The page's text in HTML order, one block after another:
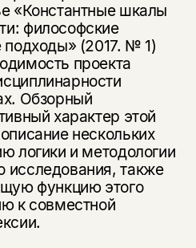
«Константные шкалы
философские
подходы» (2017. № 1)
проекта
Обзорный
характер этой
нескольких
логики и методологии
исследования, также
функцию этого
к совместной